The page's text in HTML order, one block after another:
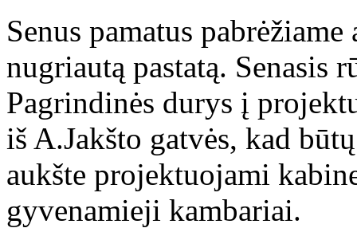
Senus pamatus
nugriautą pastatą. Senasis
Pagrindinės durys į
iš A.Jakšto gatvės, kad
aukšte projektuojami
gyvenamieji kambariai.